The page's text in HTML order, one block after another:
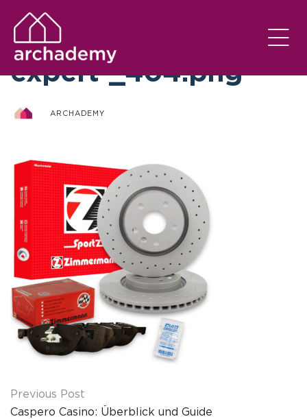
otto-zimmermann-
expert-_404.png
ARCHADEMY
Previous Post
Caspero Casino: Überblick und Guide